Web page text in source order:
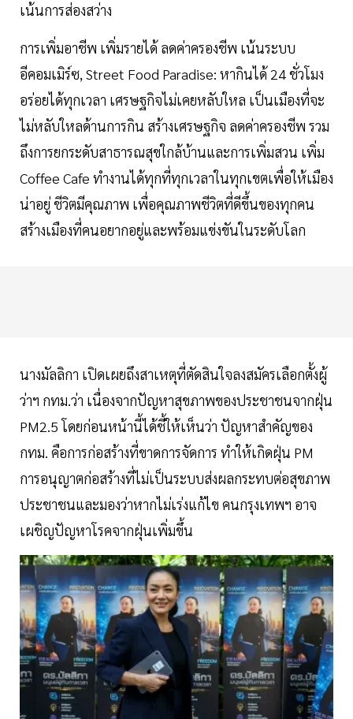
เน้นการส่องสว่าง
การเพิ่มอาชีพ เพิ่มรายได้ ลดค่าครองชีพ เน้นระบบ
อีคอมเมิร์ซ, Street Food Paradise: หากินได้ 24 ชั่วโมง
อร่อยได้ทุกเวลา เศรษฐกิจไม่เคยหลับใหล เป็นเมืองที่จะ
ไม่หลับใหลด้านการกิน สร้างเศรษฐกิจ ลดค่าครองชีพ รวม
ถึงการยกระดับสาธารณสุขใกล้บ้านและการเพิ่มสวน เพิ่ม
Coffee Cafe ทำงานได้ทุกที่ทุกเวลาในทุกเขตเพื่อให้เมือง
น่าอยู่ ชีวิตมีคุณภาพ เพื่อคุณภาพชีวิตที่ดีขึ้นของทุกคน
สร้างเมืองที่คนอยากอยู่และพร้อมแข่งขันในระดับโลก
นางมัลลิกา เปิดเผยถึงสาเหตุที่ตัดสินใจลงสมัครเลือกตั้งผู้
ว่าฯ กทม.ว่า เนื่องจากปัญหาสุขภาพของประชาชนจากฝุ่น
PM2.5 โดยก่อนหน้านี้ได้ชี้ให้เห็นว่า ปัญหาสำคัญของ
กทม. คือการก่อสร้างที่ขาดการจัดการ ทำให้เกิดฝุ่น PM
การอนุญาตก่อสร้างที่ไม่เป็นระบบส่งผลกระทบต่อสุขภาพ
ประชาชนและมองว่าหากไม่เร่งแก้ไข คนกรุงเทพฯ อาจ
เผชิญปัญหาโรคจากฝุ่นเพิ่มขึ้น